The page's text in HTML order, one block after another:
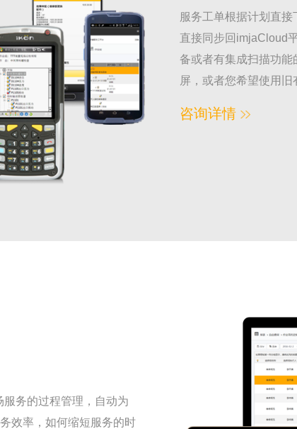
服务工单根据计划直
直接同步回imjaCloud
备或者有集成扫描功
屏，或者您希望使用旧
咨询详情
务的过程管理，自动为
效率，如何缩短服务的时